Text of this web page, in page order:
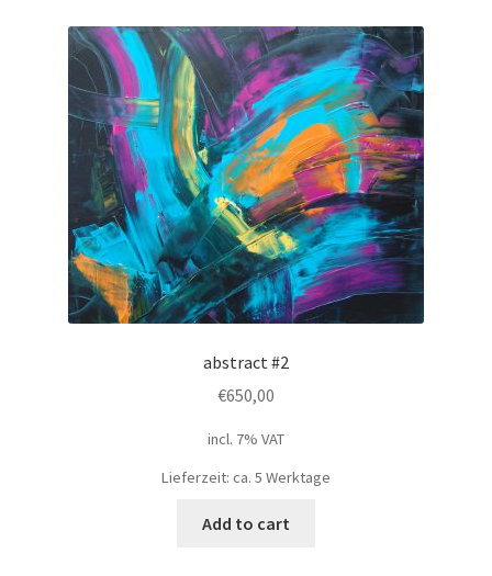
abstract #2
€650,00
incl. 7% VAT
Lieferzeit: ca. 5 Werktage
Add to cart